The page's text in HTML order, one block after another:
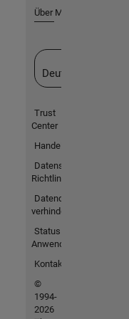
Über MathWorks
Deutschland
Trust
Center
Handelsmarken
Datenschutz-
Richtlinien
Datendiebstahl
verhindern
Status von
Anwendungen
Kontakt
©
1994-
2026